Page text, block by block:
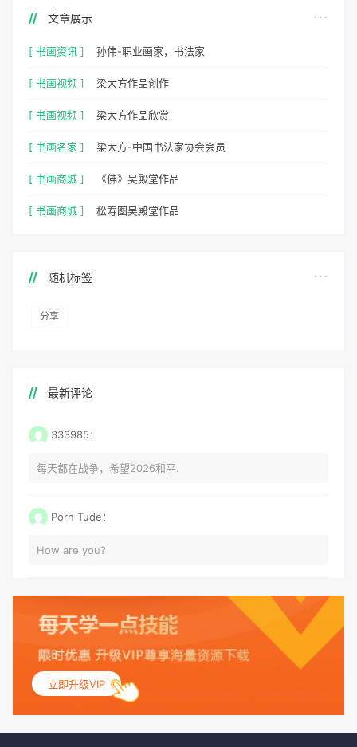
文章展示
[ 书画资讯 ] 孙伟-职业画家，书法家
[ 书画视频 ] 梁大方作品创作
[ 书画视频 ] 梁大方作品欣赏
[ 书画名家 ] 梁大方-中国书法家协会会员
[ 书画商城 ] 《佛》吴殿堂作品
[ 书画商城 ] 松寿图吴殿堂作品
随机标签
分享
最新评论
333985：
每天都在战争，希望2026和平.
Porn Tude：
How are you?
立即升级VIP